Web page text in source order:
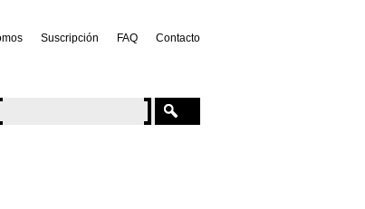
Suscripción FAQ Contacto